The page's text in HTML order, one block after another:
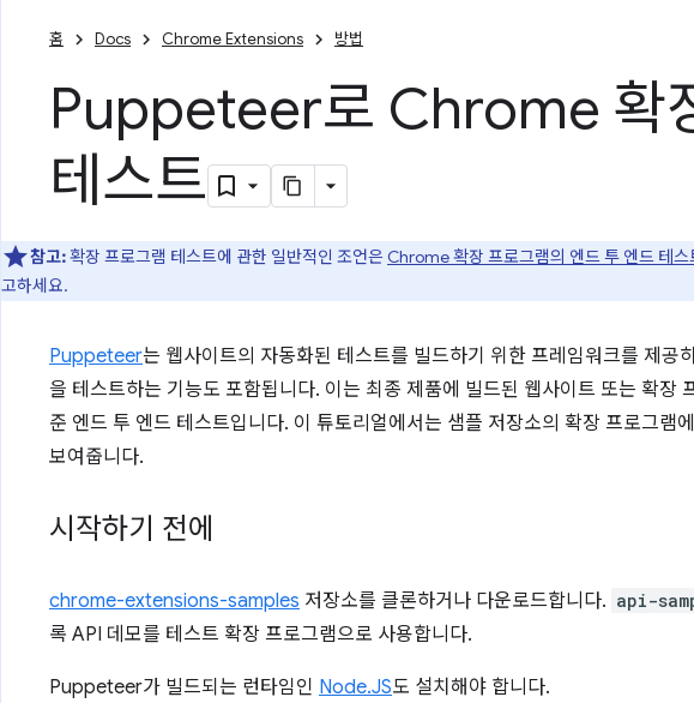
홈 Docs Chrome Extensions 방법
Puppeteer로 Chrome 확
테스트
참고:확장 프로그램 테스트에 관한 일반적인 조언은 Chrome 확장 프로그램의 엔드 투 엔드 테스
고하세요.
Puppeteer는 웹사이트의 자동화된 테스트를 빌드하기 위한 프레임워크를 제공
을 테스트하는 기능도 포함됩니다. 이는 최종 제품에 빌드된 웹사이트 또는 확장
준 엔드 투 엔드 테스트입니다. 이 튜토리얼에서는 샘플 저장소의 확장 프로그램
보여줍니다.
시작하기 전에
chrome-extensions-samples 저장소를 클론하거나 다운로드합니다. api-
록 API 데모를 테스트 확장 프로그램으로 사용합니다.
Puppeteer가 빌드되는 런타임인 Node.JS도 설치해야 합니다.